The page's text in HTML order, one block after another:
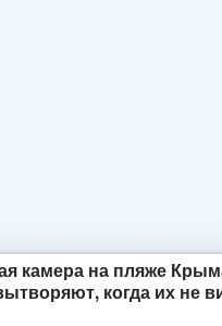
камера на пляже
когда их не